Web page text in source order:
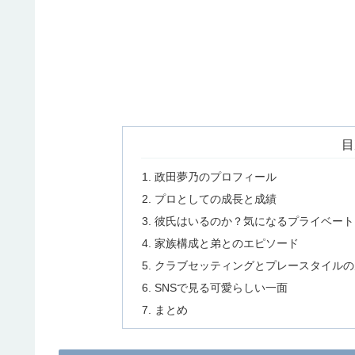
政田夢乃のプロフィール
プロとしての成長と成績
彼氏はいるのか？気になるプライベート
家族構成と弟とのエピソード
クラブセッティングとプレースタイル
SNSで見る可愛らしい一面
まとめ